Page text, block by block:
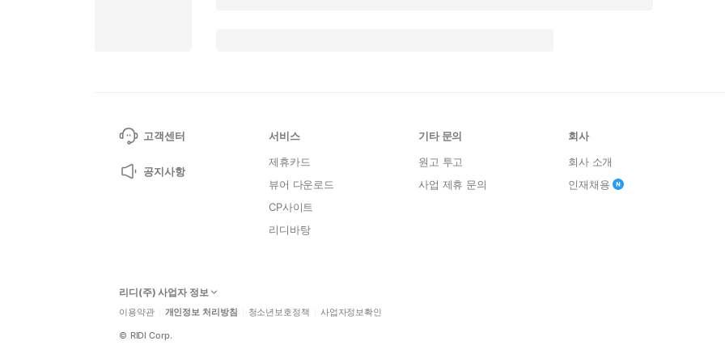
고객센터
공지사항
서비스
제휴카드
뷰어 다운로드
CP사이트
리디바탕
기타 문의
원고 투고
사업 제휴 문의
회사
회사 소개
인재채용
리디(주) 사업자 정보
이용약관 개인정보 처리방침 청소년보호정책 사업자정보확인
© RIDI Corp.